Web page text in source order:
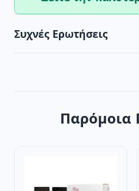
Συχνές Ερωτήσεις
Παρόμοια